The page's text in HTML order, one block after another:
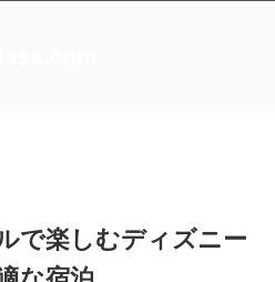
で楽しむディズニー